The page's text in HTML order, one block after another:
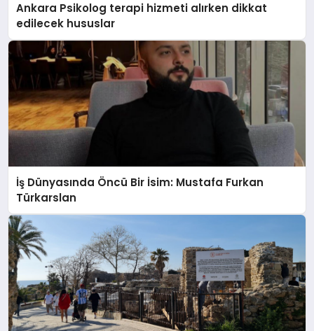
Ankara Psikolog terapi hizmeti alırken dikkat
edilecek hususlar
İş Dünyasında Öncü Bir İsim: Mustafa Furkan
Türkarslan